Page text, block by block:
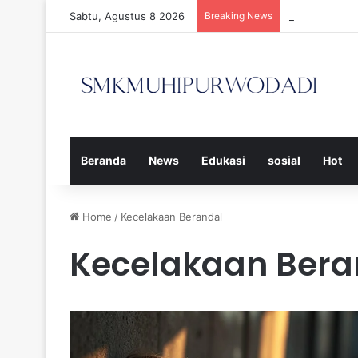
Sabtu, Agustus 8 2026 Breaking News
Beranda News Edukasi sosial Hot
Home / Kecelakaan Berandal
Kecelakaan